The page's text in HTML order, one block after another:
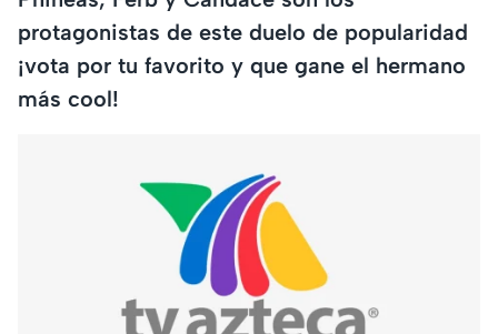
protagonistas de este duelo de popularidad
¡vota por tu favorito y que gane el hermano
más cool!